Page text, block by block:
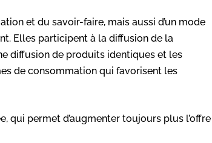
et du savoir-faire, mais aussi d’un mode
Elles participent à la diffusion de la
diffusion de produits identiques et les
de consommation qui favorisent les
qui permet d’augmenter toujours plus l’offre